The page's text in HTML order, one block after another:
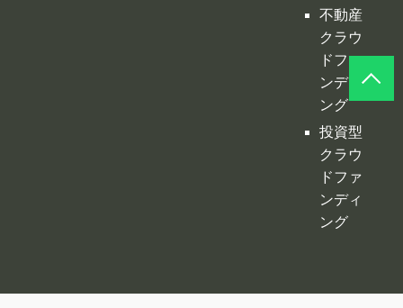
不動産
クラウ
ドファ
ンディ
ング
投資型
クラウ
ドファ
ンディ
ング